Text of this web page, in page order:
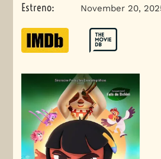
Estreno: November 20,